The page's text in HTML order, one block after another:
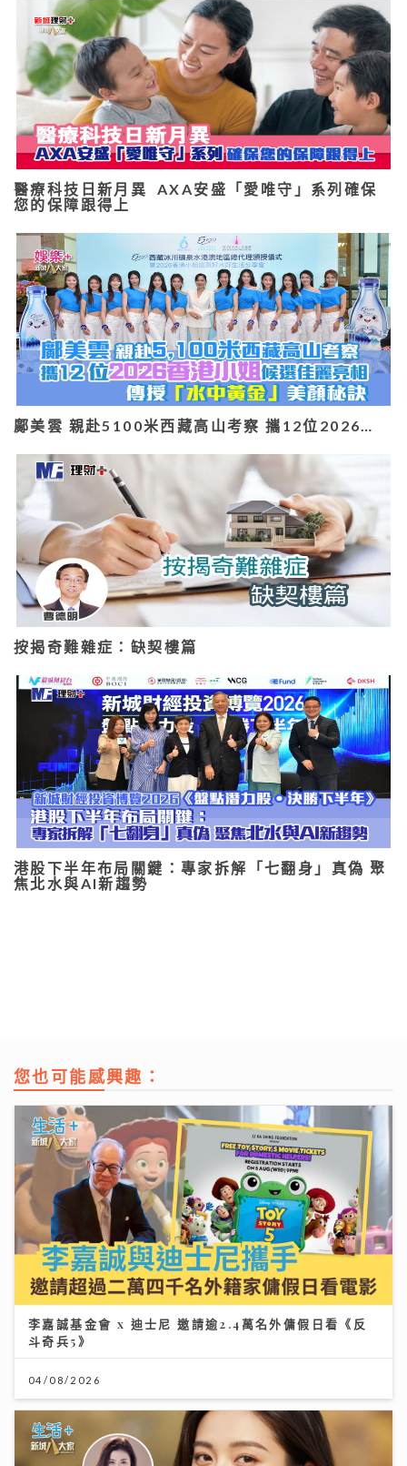
醫療科技日新月異 AXA安盛「愛唯守」系列確保
您的保障跟得上
鄺美雲 親赴5100米西藏高山考察 攜12位2026…
按揭奇難雜症：缺契樓篇
港股下半年布局關鍵：專家拆解「七翻身」真偽 聚
焦北水與AI新趨勢
您也可能感興趣：
李嘉誠基金會 x 迪士尼 邀請逾2.4萬名外傭假日看《反
斗奇兵5》
04/08/2026